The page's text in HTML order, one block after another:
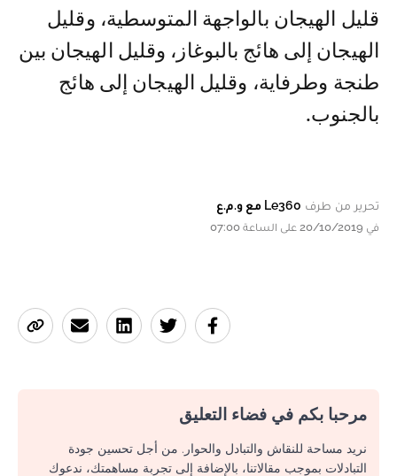
قليل الهيجان بالواجهة المتوسطية، وقليل
الهيجان إلى هائج بالبوغاز، وقليل الهيجان بين
طنجة وطرفاية، وقليل الهيجان إلى هائج
بالجنوب.
تحرير من طرف Le360 مع و.م.ع
في 20/10/2019 على الساعة 07:00
مرحبا بكم في فضاء التعليق
نريد مساحة للنقاش والتبادل والحوار. من أجل تحسين جودة
التبادلات بموجب مقالاتنا، بالإضافة إلى تجربة مساهمتك، ندعوك